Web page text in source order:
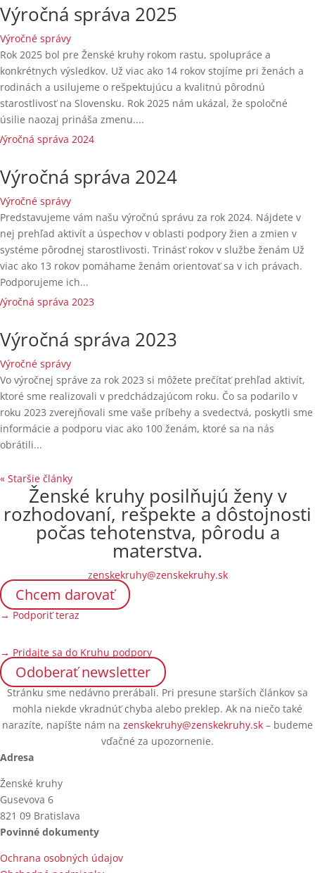
Výročná správa 2025
Výročné správy
Rok 2025 bol pre Ženské kruhy rokom rastu, spolupráce a
konkrétnych výsledkov. Už viac ako 14 rokov stojíme pri ženách a
rodinách a usilujeme o rešpektujúcu a kvalitnú pôrodnú
starostlivosť na Slovensku. Rok 2025 nám ukázal, že spoločné
úsilie naozaj prináša zmenu....
Výročná správa 2024
Výročné správy
Predstavujeme vám našu výročnú správu za rok 2024. Nájdete v
nej prehľad aktivít a úspechov v oblasti podpory žien a zmien v
systéme pôrodnej starostlivosti. Trinásť rokov v službe ženám Už
viac ako 13 rokov pomáhame ženám orientovať sa v ich právach.
Podporujeme ich...
Výročná správa 2023
Výročné správy
Vo výročnej správe za rok 2023 si môžete prečítať prehľad aktivít,
ktoré sme realizovali v predchádzajúcom roku. Čo sa podarilo v
roku 2023 zverejňovali sme vaše príbehy a svedectvá, poskytli sme
informácie a podporu viac ako 100 ženám, ktoré sa na nás
obrátili...
« Staršie články
Ženské kruhy posilňujú ženy v
rozhodovaní, rešpekte a dôstojnosti
počas tehotenstva, pôrodu a
materstva.
zenskekruhy@zenskekruhy.sk
Chcem darovať
→ Podporiť teraz
→ Pridajte sa do Kruhu podpory
Odoberať newsletter
Stránku sme nedávno prerábali. Pri presune starších článkov sa
mohla niekde vkradnúť chyba alebo preklep. Ak na niečo také
narazíte, napíšte nám na zenskekruhy@zenskekruhy.sk – budeme
vďačné za upozornenie.
Adresa
Ženské kruhy
Gusevova 6
821 09 Bratislava
Povinné dokumenty
Ochrana osobných údajov